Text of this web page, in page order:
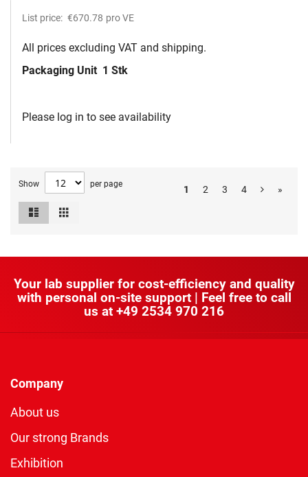
List price: €670.78 pro VE
All prices excluding VAT and shipping.
Packaging Unit 1 Stk
Please log in to see availability
Show per page 1 2 3 4 »
View
Your lab supplier for cost-efficiency and quality
with personal on-site support | Feel free to call
us at +49 2534 970 216
Company
About us
Our strong Brands
Exhibition